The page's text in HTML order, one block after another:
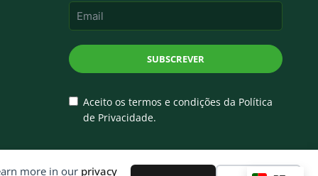
more in our privacy
SUBSCREVER
Aceito os termos e condições da Política
de Privacidade.